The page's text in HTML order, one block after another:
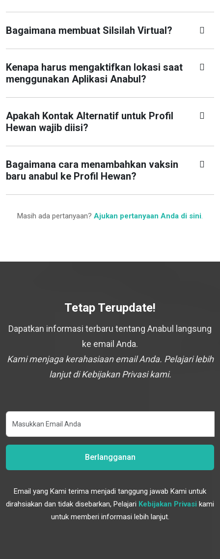
Bagaimana membuat Silsilah Virtual?
Kenapa harus mengaktifkan lokasi saat
menggunakan Aplikasi Anabul?
Apakah Kontak Alternatif untuk Profil
Hewan wajib diisi?
Bagaimana cara menambahkan vaksin
baru anabul ke Profil Hewan?
Masih ada pertanyaan? Ajukan pertanyaan Anda di sini.
Tetap Terupdate!
Dapatkan informasi terbaru tentang Anabul langsung
ke email Anda.
Kami menjaga kerahasiaan email Anda. Pelajari lebih
lanjut di Kebijakan Privasi kami.
Berlangganan
Email yang Kami terima menjadi tanggung jawab Kami untuk
dirahsiakan dan tidak disebarkan, Pelajari Kebijakan Privasi kami
untuk memberi informasi lebih lanjut.